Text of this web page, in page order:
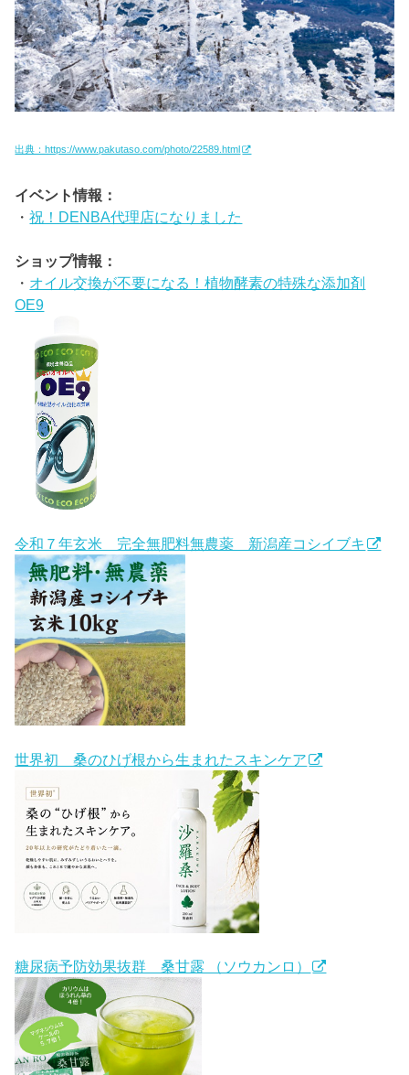
出典：https://www.pakutaso.com/photo/22589.html
イベント情報：
・祝！DENBA代理店になりました
ショップ情報：
・ オイル交換が不要になる！植物酵素の特殊な添加剤
OE9
令和７年玄米 完全無肥料無農薬 新潟産コシイブキ
世界初 桑のひげ根から生まれたスキンケア
糖尿病予防効果抜群 桑甘露 （ソウカンロ）